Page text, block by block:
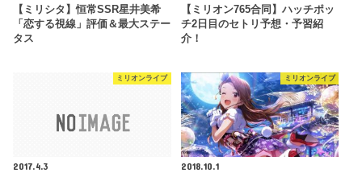
【ミリシタ】恒常SSR星井美希
「恋する視線」評価＆最大ステー
タス
【ミリオン765合同】ハッチポッ
チ2日目のセトリ予想・予習紹
介！
ミリオンライブ
2017.4.3
ミリオンライブ
2018.10.1